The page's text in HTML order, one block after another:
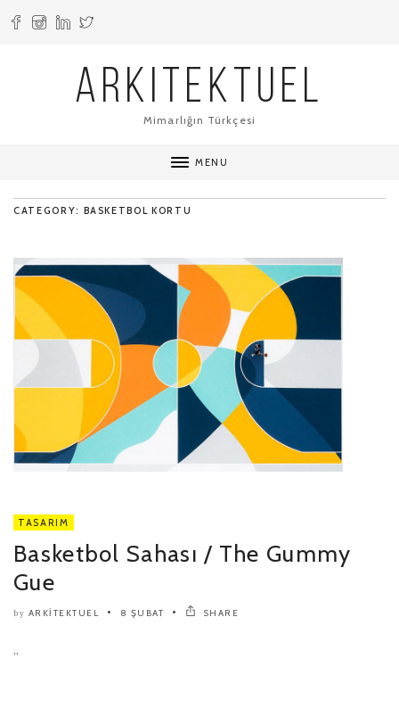
ARKITEKTUEL
Mimarlığın Türkçesi
MENU
CATEGORY: BASKETBOL KORTU
TASARIM
Basketbol Sahası / The Gummy
Gue
by ARKITEKTUEL 8 ŞUBAT SHARE
..